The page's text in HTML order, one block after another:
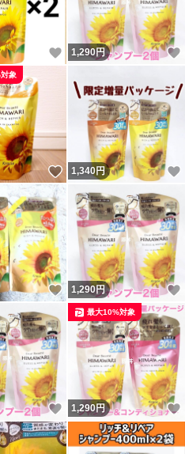
いいね！
1,290円
いいね！
象
1,340円
いいね！
1,290円
いいね！
1,290円
最大10%対象